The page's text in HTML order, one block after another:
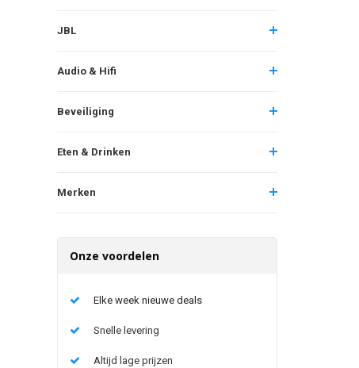
JBL
Audio & Hifi
Beveiliging
Eten & Drinken
Merken
Onze voordelen
Elke week nieuwe deals
Snelle levering
Altijd lage prijzen